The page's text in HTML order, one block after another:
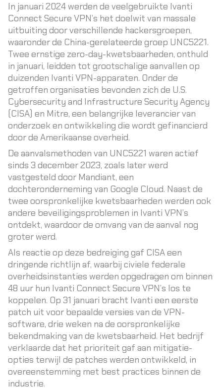
In januari 2024 werden de veelgebruikte Ivanti
Connect Secure VPN’s het doelwit van massale
uitbuiting door verschillende hackersgroepen,
waaronder de China-gerelateerde groep UNC5221.
Twee ernstige zero-day-kwetsbaarheden, onthuld
in januari, leidden tot grootschalige aanvallen op
duizenden Ivanti VPN-apparaten. Onder de
getroffen organisaties bevonden zich de U.S.
Cybersecurity and Infrastructure Security Agency
(CISA) en Mitre, een belangrijke leverancier van
onderzoek en ontwikkeling die wordt gefinancierd
door de Amerikaanse overheid.
De aanvalsmethoden van UNC5221 waren actief
sinds 3 december 2023, zoals later werd
vastgesteld door Mandiant, een
dochteronderneming van Google Cloud. Naast de
twee oorspronkelijke kwetsbaarheden werden ook
andere beveiligingsproblemen in Ivanti VPN’s
ontdekt, waardoor de omvang van de aanval nog
groter werd.
Als reactie op deze bedreiging gaf CISA een
dringende richtlijn af, waarbij civiele federale
overheidsinstanties werden opgedragen om binnen
48 uur hun Ivanti Connect Secure VPN’s los te
koppelen. Op 31 januari bracht Ivanti een eerste
patch uit voor bepaalde versies van de VPN-
software, drie weken na de oorspronkelijke
bekendmaking van de kwetsbaarheid. Het bedrijf
verklaarde dat het prioriteit gaf aan mitigatie-
opties terwijl de patches werden ontwikkeld, in
overeenstemming met best practices binnen de
industrie.